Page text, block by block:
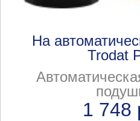
На
Trodat
1 748